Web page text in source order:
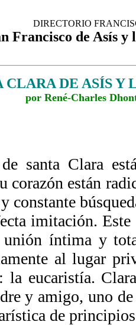
DIRECTORIO
Francisco de Asís
CLARA DE ASÍS Y
por René-Charles
santa Clara
corazón están
constante
imitación.
íntima y
al lugar
la eucaristía.
y amigo, uno
de